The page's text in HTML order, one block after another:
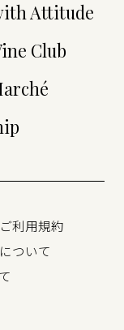
Attitude
Club
ご利用規約
ついて